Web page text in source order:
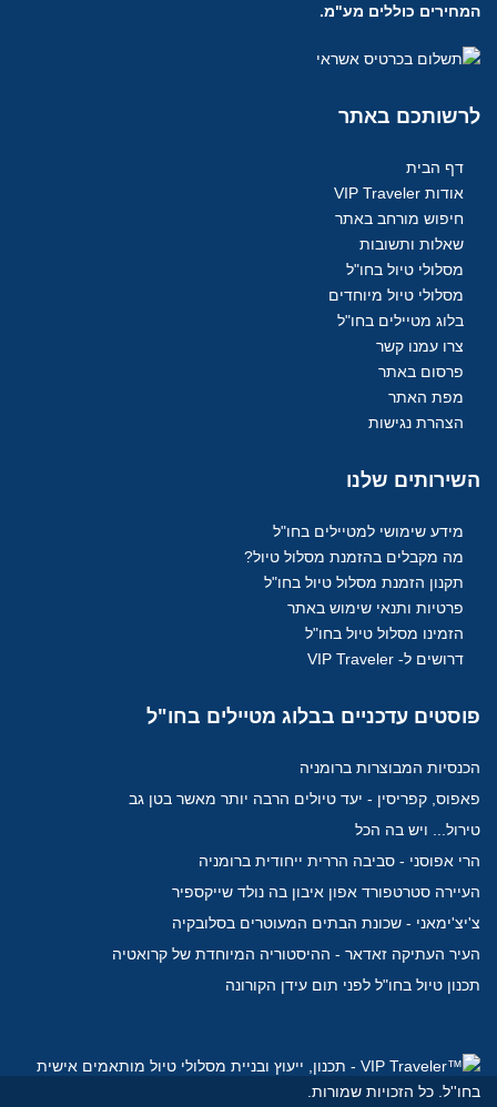
המחירים כוללים מע"מ.
לרשותכם באתר
דף הבית
אודות VIP Traveler
חיפוש מורחב באתר
שאלות ותשובות
מסלולי טיול בחו"ל
מסלולי טיול מיוחדים
בלוג מטיילים בחו"ל
צרו עמנו קשר
פרסום באתר
מפת האתר
הצהרת נגישות
השירותים שלנו
מידע שימושי למטיילים בחו"ל
מה מקבלים בהזמנת מסלול טיול?
תקנון הזמנת מסלול טיול בחו"ל
פרטיות ותנאי שימוש באתר
הזמינו מסלול טיול בחו"ל
דרושים ל- VIP Traveler
פוסטים עדכניים בבלוג מטיילים בחו"ל
הכנסיות המבוצרות ברומניה
פאפוס, קפריסין - יעד טיולים הרבה יותר מאשר בטן גב
טירול... ויש בה הכל
הרי אפוסני - סביבה הררית ייחודית ברומניה
העיירה סטרטפורד אפון איבון בה נולד שייקספיר
צ'יצ'ימאני - שכונת הבתים המעוטרים בסלובקיה
העיר העתיקה זאדאר - ההיסטוריה המיוחדת של קרואטיה
תכנון טיול בחו"ל לפני תום עידן הקורונה